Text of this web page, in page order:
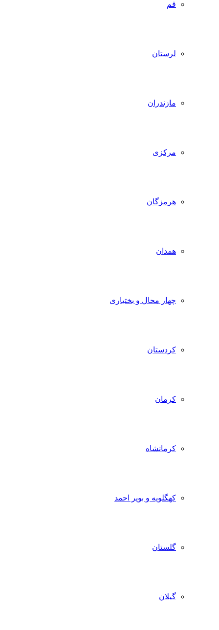
قم
لرستان
مازندران
مرکزی
هرمزگان
همدان
چهار محال و بختیاری
کردستان
کرمان
کرمانشاه
کهگلویه و بویر احمد
گلستان
گیلان